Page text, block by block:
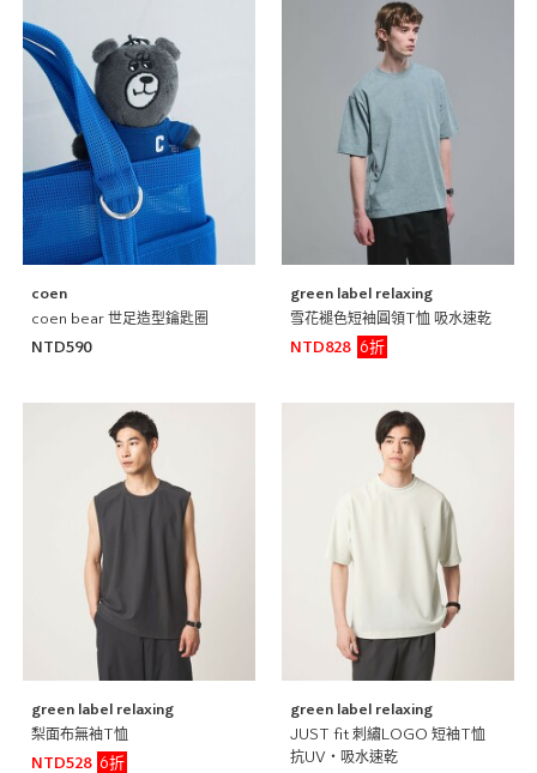
coen
coen bear 世足造型鑰匙圈
NTD590
green label relaxing
雪花褪色短袖圓領T恤 吸水速乾
NTD828
6折
green label relaxing
梨面布無袖T恤
NTD528
6折
green label relaxing
JUST fit 刺繡LOGO 短袖T恤
抗UV・吸水速乾